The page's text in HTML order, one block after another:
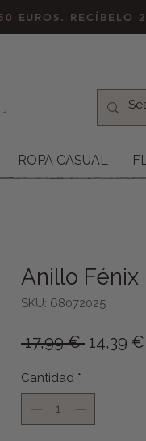
EUROS. RECÍBELO
ROPA CASUAL
Anillo Fénix
SKU: 68072025
17,99 € Precio
14,39 €
Cantidad *